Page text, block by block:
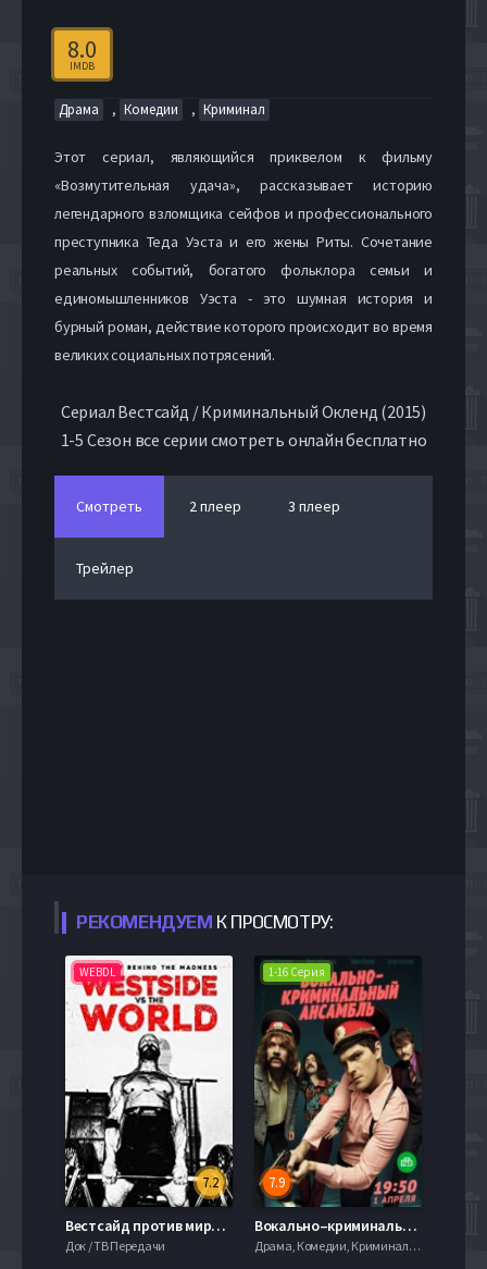
8.0
IMDB
Драма , Комедии , Криминал
Этот сериал, являющийся приквелом к фильму
«Возмутительная удача», рассказывает историю
легендарного взломщика сейфов и профессионального
преступника Теда Уэста и его жены Риты. Сочетание
реальных событий, богатого фольклора семьи и
единомышленников Уэста - это шумная история и
бурный роман, действие которого происходит во время
великих социальных потрясений.
Сериал Вестсайд / Криминальный Окленд (2015)
1-5 Сезон все серии смотреть онлайн бесплатно
Смотреть 2 плеер 3 плеер
Трейлер
РЕКОМЕНДУЕМ К ПРОСМОТРУ:
WEBDL
7.2
Вестсайд против мира (2019)
Док / ТВ Передачи
1-16 Серия
7.9
Вокально–криминальный ансамбль (2019)
Драма, Комедии, Криминал, serial.mob